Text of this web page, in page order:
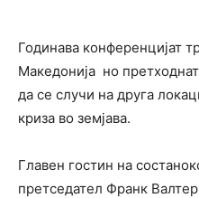
Годинава конференцијат
Македонија но
да се случи на друга
криза во земјава.
Главен гостин на
претседател Франк